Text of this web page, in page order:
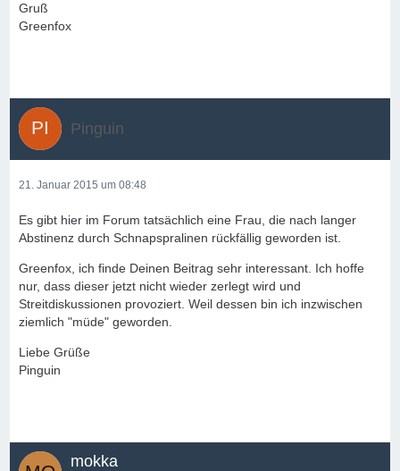
Gruß
Greenfox
Pinguin
21. Januar 2015 um 08:48
Es gibt hier im Forum tatsächlich eine Frau, die nach langer
Abstinenz durch Schnapspralinen rückfällig geworden ist.
Greenfox, ich finde Deinen Beitrag sehr interessant. Ich hoffe
nur, dass dieser jetzt nicht wieder zerlegt wird und
Streitdiskussionen provoziert. Weil dessen bin ich inzwischen
ziemlich "müde" geworden.
Liebe Grüße
Pinguin
mokka